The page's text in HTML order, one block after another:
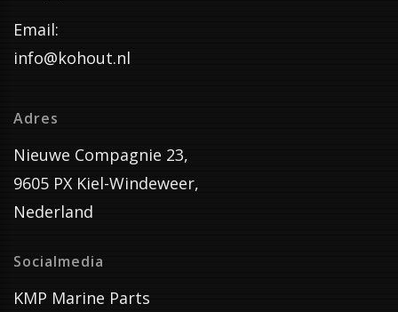
Email:
info@kohout.nl
Adres
Nieuwe Compagnie 23,
9605 PX Kiel-Windeweer,
Nederland
Socialmedia
KMP Marine Parts